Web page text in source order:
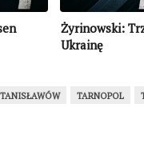
Żyrinowski:
Ukrainę
TARNOPOL